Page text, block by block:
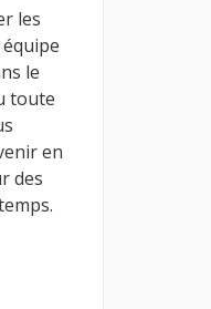
les
le
toute
en
des